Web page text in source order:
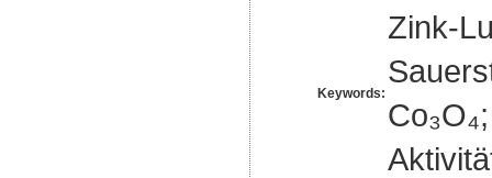
Keywords:
Zink-